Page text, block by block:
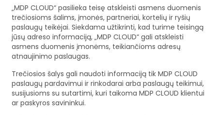
„MDP CLOUD“ pasilieka teisę atskleisti asmens duomenis
trečiosioms šalims, įmonės, partneriai, kortelių ir ryšių
paslaugų teikėjai. Siekdama užtikrinti, kad turime teisingą
jūsų adreso informaciją, „MDP CLOUD“ gali atskleisti
asmens duomenis įmonėms, teikiančioms adresų
atnaujinimo paslaugas.
Trečiosios šalys gali naudoti informaciją tik MDP CLOUD
paslaugų pardavimui ir rinkodarai arba paslaugų teikimui,
susijusioms su sutartimi, kuri taikoma MDP CLOUD klientui
ar paskyros savininkui.